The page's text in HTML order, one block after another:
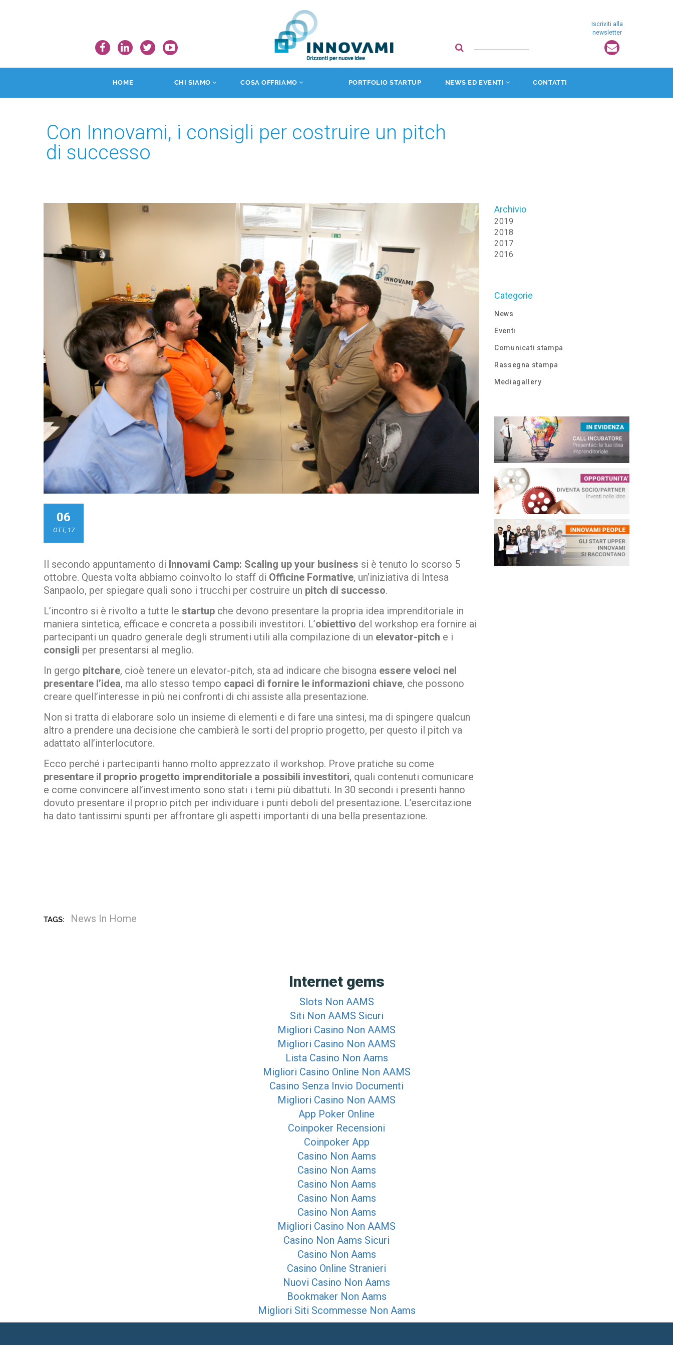
Iscriviti alla
newsletter
HOME CHI SIAMO COSA OFFRIAMO PORTFOLIO STARTUP NEWS ED EVENTI CONTATTI
Con Innovami, i consigli per costruire un pitch
di successo
06
OTT, 17
Il secondo appuntamento di Innovami Camp: Scaling up your business si è tenuto lo scorso 5
ottobre. Questa volta abbiamo coinvolto lo staff di Officine Formative, un’iniziativa di Intesa
Sanpaolo, per spiegare quali sono i trucchi per costruire un pitch di successo.
L’incontro si è rivolto a tutte le startup che devono presentare la propria idea imprenditoriale in
maniera sintetica, efficace e concreta a possibili investitori. L’obiettivo del workshop era fornire ai
partecipanti un quadro generale degli strumenti utili alla compilazione di un elevator-pitch e i
consigli per presentarsi al meglio.
In gergo pitchare, cioè tenere un elevator-pitch, sta ad indicare che bisogna essere veloci nel
presentare l’idea, ma allo stesso tempo capaci di fornire le informazioni chiave, che possono
creare quell’interesse in più nei confronti di chi assiste alla presentazione.
Non si tratta di elaborare solo un insieme di elementi e di fare una sintesi, ma di spingere qualcun
altro a prendere una decisione che cambierà le sorti del proprio progetto, per questo il pitch va
adattato all’interlocutore.
Ecco perché i partecipanti hanno molto apprezzato il workshop. Prove pratiche su come
presentare il proprio progetto imprenditoriale a possibili investitori, quali contenuti comunicare
e come convincere all’investimento sono stati i temi più dibattuti. In 30 secondi i presenti hanno
dovuto presentare il proprio pitch per individuare i punti deboli del presentazione. L’esercitazione
ha dato tantissimi spunti per affrontare gli aspetti importanti di una bella presentazione.
TAGS: News In Home
Archivio
2019
2018
2017
2016
Categorie
News
Eventi
Comunicati stampa
Rassegna stampa
Mediagallery
Internet gems
Slots Non AAMS
Siti Non AAMS Sicuri
Migliori Casino Non AAMS
Migliori Casino Non AAMS
Lista Casino Non Aams
Migliori Casino Online Non AAMS
Casino Senza Invio Documenti
Migliori Casino Non AAMS
App Poker Online
Coinpoker Recensioni
Coinpoker App
Casino Non Aams
Casino Non Aams
Casino Non Aams
Casino Non Aams
Casino Non Aams
Migliori Casino Non AAMS
Casino Non Aams Sicuri
Casino Non Aams
Casino Online Stranieri
Nuovi Casino Non Aams
Bookmaker Non Aams
Migliori Siti Scommesse Non Aams